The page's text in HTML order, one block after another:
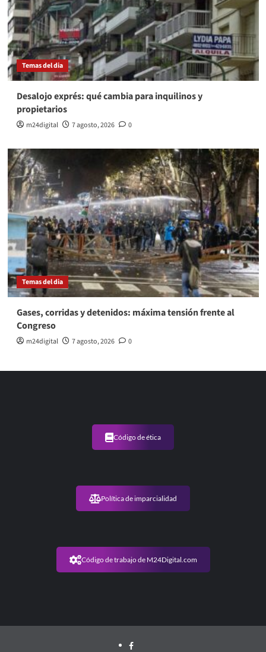
Temas del dia
Desalojo exprés: qué cambia para inquilinos y
propietarios
m24digital 7 agosto, 2026 0
Temas del dia
Gases, corridas y detenidos: máxima tensión frente al
Congreso
m24digital 7 agosto, 2026 0
Código de ética
Política de imparcialidad
Código de trabajo de M24Digital.com